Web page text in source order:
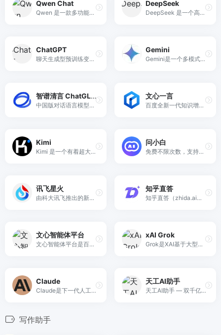
Qwen Chat
Qwen 是一款多功能的AI助手平台，致力于通过智能问答、内容创作、代码生成和计划制定等功能，帮助用户更高效地获取知识、解决问题和激发创造力。
DeepSeek
DeepSeek 是一个高性能的AI模型平台，专注于提供先进的语言模型和推理能力，尤其在推理速度上取得了显著突破，与全球最先进的模型相媲美。
ChatGPT
聊天生成型预训练变换模型简称ChatGPT，是由OpenAI开发的一个人工智能聊天机器人程序，于2022年11月推出。
Gemini
Gemini是一个多模式语言模型的系列，由谷歌DeepMind开发，是LaMDA的后继，属于PaLM2系列的新一代。Gemini包含Gemini Ultra、Gemini Pro和Gemini Nano，于2023年12月6日面世，被定位为与OpenAI的GPT-4抗衡的产品系列。
智谱清言 ChatGLM
中国版对话语言模型，与GLM大模型进行对话。
文心一言
百度全新一代知识增强大语言模型，文心大模型家族的新成员，能够与人对话互动，回答问题，协助创作，高效便捷地帮助人们获取信息、知识和灵感。
Kimi
Kimi 是一个有着超大“内存”的智能助手，可以一口气读完二十万字的小说，还会上网冲浪，快来跟他聊聊吧 | Kimi.ai - Moonshot AI 出品的智能助手
问小白
免费不限次数，支持深度思考和联网搜索。帮你写作、创作、分析和规划，各种任务随时交给我！
讯飞星火
由科大讯飞推出的新一代认知智能大模型，拥有跨领域的知识和语言理解能力，能够基于自然对话方式理解与执行任务，提供语言理解、知识问答、逻辑推理、数学题解答、代码理解与编写等多种能力。
知乎直答
知乎直答（zhida.ai）是知乎推出的一款使用AI 大模型等先进技术的产品，以知乎社区的优质内容为核心，多种数据源为辅助，为人们提供一种全新的获取可靠信息的途径。
文心智能体平台
文心智能体平台是百度推出的基于文心大模型的智能体（Agent）平台，支持广大开发者根据自身行业领域、应用场景，选取不同类型的开发方式，打造大模型时代的产品能力。开发者可以通过prompt编排的方式低成本开发智能体（Agent），同时文心智能体平台还将为智能体（Agent）开发者提供相应的流量分发路径，完成商业闭环。
xAI Grok
Grok是XAI基于大型语言模型开发的生成式人工智能聊天机器人，类似于ChatGPT。它能够实时回答用户的问题，并利用X社交媒体平台的数据进行回应。
Claude
Claude是下一代人工智能助手，基于 Anthropic 对训练有用、诚实且无害的人工智能系统的研究。
天工AI助手
天工AI助手 — 双千亿级大语言模型
写作助手